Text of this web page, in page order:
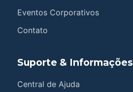
Eventos Corporativos
Contato
Suporte & Informações
Central de Ajuda